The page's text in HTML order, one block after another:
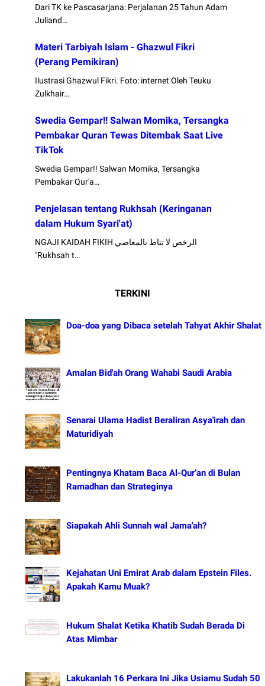
Dari TK ke Pascasarjana: Perjalanan 25 Tahun Adam
Juliand…
Materi Tarbiyah Islam - Ghazwul Fikri
(Perang Pemikiran)
Ilustrasi Ghazwul Fikri. Foto: internet Oleh Teuku
Zulkhair…
Swedia Gempar!! Salwan Momika, Tersangka
Pembakar Quran Tewas Ditembak Saat Live
TikTok
Swedia Gempar!! Salwan Momika, Tersangka
Pembakar Qur'a…
Penjelasan tentang Rukhsah (Keringanan
dalam Hukum Syari'at)
NGAJI KAIDAH FIKIH الرخص لا تناط بالمعاصي
"Rukhsah t…
TERKINI
Doa-doa yang Dibaca setelah Tahyat Akhir Shalat
Amalan Bid'ah Orang Wahabi Saudi Arabia
Senarai Ulama Hadist Beraliran Asya'irah dan
Maturidiyah
Pentingnya Khatam Baca Al-Qur’an di Bulan
Ramadhan dan Strateginya
Siapakah Ahli Sunnah wal Jama'ah?
Kejahatan Uni Emirat Arab dalam Epstein Files.
Apakah Kamu Muak?
Hukum Shalat Ketika Khatib Sudah Berada Di
Atas Mimbar
Lakukanlah 16 Perkara Ini Jika Usiamu Sudah 50